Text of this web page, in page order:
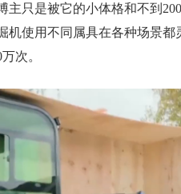
只是被它的小体格和不到
机使用不同属具在各种场景
次。